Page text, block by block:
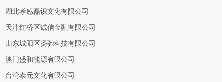
湖北孝感磊识文化有限公司
天津红桥区诚信金融有限公司
山东城阳区扬驰科技有限公司
澳门盛和能源有限公司
台湾泰元文化有限公司